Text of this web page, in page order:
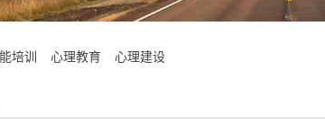
培训 心理教育 心理建设